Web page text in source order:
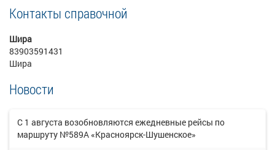
Контакты справочной
Шира
83903591431
Шира
Новости
С 1 августа возобновляются ежедневные рейсы по
маршруту №589А «Красноярск-Шушенское»